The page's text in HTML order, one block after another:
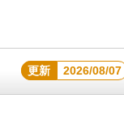
更新 2026/08/07